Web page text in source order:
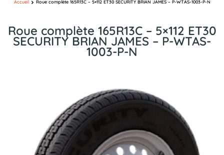
Roue complète 165R13C – 5×112 ET30
SECURITY BRIAN JAMES – P-WTAS-
1003-P-N
Accueil Roue complète 165R13C – 5×112 ET30 SECURITY BRIAN JAMES – P-WTAS-1003-P-N